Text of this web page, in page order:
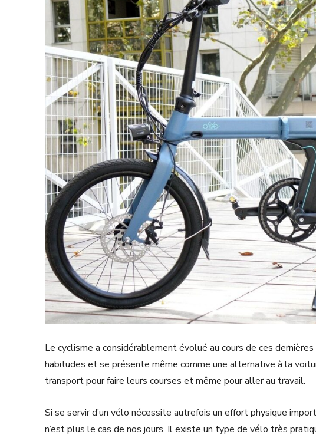
Le cyclisme a considérablement évolué au cours de ces
habitudes et se présente même comme une alternative à la
transport pour faire leurs courses et même pour aller au travail.
Si se servir d’un vélo nécessite autrefois un effort physique
n’est plus le cas de nos jours. Il existe un type de vélo très